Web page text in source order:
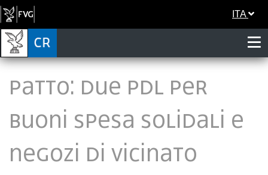
ITA
Patto: due pdl per
buoni spesa solidali e
negozi di vicinato